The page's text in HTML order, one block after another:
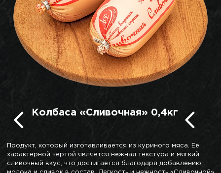
Колбаса «Сливочная» 0,4кг
Продукт, который изготавливается из куриного мяса. Её
характерной чертой является нежная текстура и мягкий
сливочный вкус, что достигается благодаря добавлению